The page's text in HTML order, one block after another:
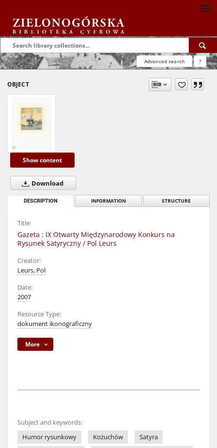
Advanced search ?
OBJECT
Show content
Download
DESCRIPTION INFORMATION STRUCTURE
Title:
Gazeta : IX Otwarty Międzynarodowy Konkurs na
Rysunek Satyryczny / Pol Leurs
Creator:
Leurs, Pol
Date:
2007
Resource Type:
dokument ikonograficzny
More
Subject and keywords:
Humor rysunkowy
Kożuchów
Satyra